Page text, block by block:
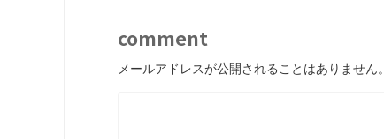
comment
メールアドレスが公開されることはありません。